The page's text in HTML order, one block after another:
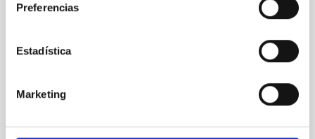
Preferencias
Estadística
Marketing
El IAC estrena Soñando Estrellas, un
El Instituto de Astrofísica de Canarias (IAC) estrena
nuevo programa de radio de divulgación científica en
La Radio Canaria, del grupo Radio Televisión Canaria
espacio tendrá una periodicidad semanal todos los